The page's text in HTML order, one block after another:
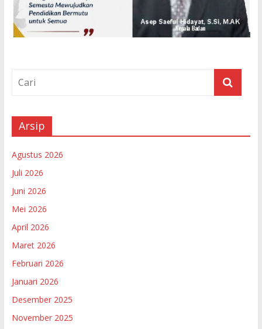
Arsip
Agustus 2026
Juli 2026
Juni 2026
Mei 2026
April 2026
Maret 2026
Februari 2026
Januari 2026
Desember 2025
November 2025